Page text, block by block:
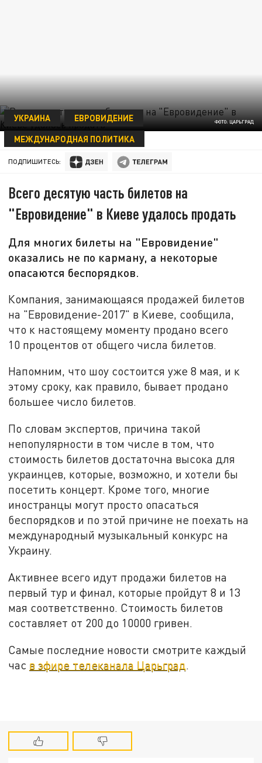
ФОТО: ЦАРЬГРАД
УКРАИНА
ЕВРОВИДЕНИЕ
МЕЖДУНАРОДНАЯ ПОЛИТИКА
04 МАЯ 20:09
ПОДПИШИТЕСЬ:
Всего десятую часть билетов на
"Евровидение" в Киеве удалось продать
Для многих билеты на "Евровидение"
оказались не по карману, а некоторые
опасаются беспорядков.
Компания, занимающаяся продажей билетов
на "Евровидение-2017" в Киеве, сообщила,
что к настоящему моменту продано всего
10 процентов от общего числа билетов.
Напомним, что шоу состоится уже 8 мая, и к
этому сроку, как правило, бывает продано
большее число билетов.
По словам экспертов, причина такой
непопулярности в том числе в том, что
стоимость билетов достаточна высока для
украинцев, которые, возможно, и хотели бы
посетить концерт. Кроме того, многие
иностранцы могут просто опасаться
беспорядков и по этой причине не поехать на
международный музыкальный конкурс на
Украину.
Активнее всего идут продажи билетов на
первый тур и финал, которые пройдут 8 и 13
мая соответственно. Стоимость билетов
составляет от 200 до 10000 гривен.
Самые последние новости смотрите каждый
час в эфире телеканала Царьград